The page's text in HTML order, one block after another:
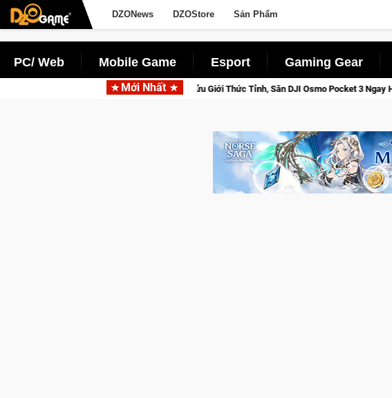
DZONews DZOStore Sản Phẩm
PC/ Web Mobile Game Esport Gaming Gear
Mới Nhất
Beta Norse Saga: Cửu Giới Thức Tỉnh, Săn DJI Osmo Pocket 3 Ngay Hôm Nay